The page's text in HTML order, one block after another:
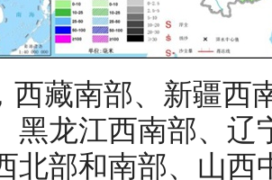
西藏南部、新疆西
黑龙江西南部、辽
北部和南部、山西